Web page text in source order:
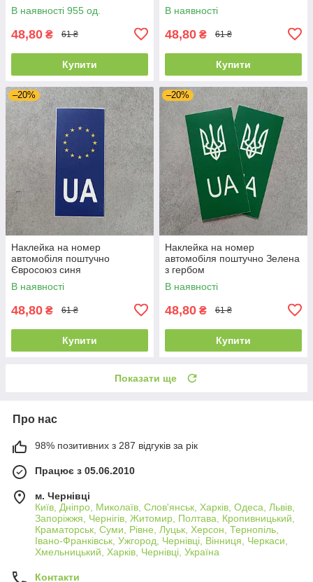
В наявності 955 од.
48,80 ₴ 61 ₴
Купити
В наявності
48,80 ₴ 61 ₴
Купити
–20%
Наклейка на номер
автомобіля поштучно
Євросоюз синя
В наявності
48,80 ₴ 61 ₴
Купити
–20%
Наклейка на номер
автомобіля поштучно Зелена
з гербом
В наявності
48,80 ₴ 61 ₴
Купити
Показати ще
Про нас
98% позитивних з 287 відгуків за рік
Працює з 05.06.2010
м. Чернівці
Київ, Дніпро, Миколаїв, Слов'янськ, Харків, Одеса, Львів,
Запоріжжя, Чернігів, Житомир, Полтава, Кропивницький,
Краматорськ, Суми, Рівне, Луцьк, Херсон, Тернопіль,
Івано-Франківськ, Ужгород, Чернівці, Вінниця, Черкаси,
Хмельницький, Харків, Чернівці, Україна
Контакти